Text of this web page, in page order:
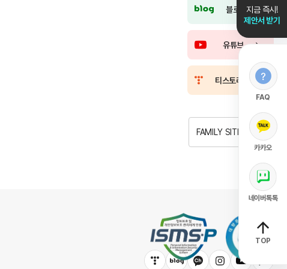
지금 즉시!
제안서 받기
FAQ
카카오
네이버톡톡
TOP
블로그
유튜브
티스토리
FAMILY SITE